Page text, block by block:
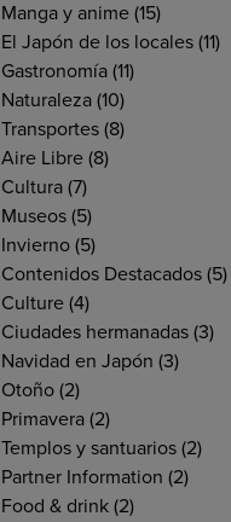
Manga y anime (15)
El Japón de los locales (11)
Gastronomía (11)
Naturaleza (10)
Transportes (8)
Aire Libre (8)
Cultura (7)
Museos (5)
Invierno (5)
Contenidos Destacados (5)
Culture (4)
Ciudades hermanadas (3)
Navidad en Japón (3)
Otoño (2)
Primavera (2)
Templos y santuarios (2)
Partner Information (2)
Food & drink (2)